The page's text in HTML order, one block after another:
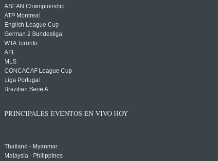
ASEAN Championship
ATP Montreal
English League Cup
German 2 Bundesliga
WTA Toronto
AFL
MLS
CONCACAF League Cup
Liga Portugal
Brazilian Serie A
PRINCIPALES EVENTOS EN VIVO HOY
Thailand - Myanmar
Malaysia - Philippines